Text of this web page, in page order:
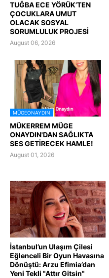
TUĞBA ECE YÖRÜK’TEN
ÇOCUKLARA UMUT
OLACAK SOSYAL
SORUMLULUK PROJESİ
August 06, 2026
MÜGEONAYDIN
MÜKERREM MÜGE
ONAYDIN'DAN SAĞLIKTA
SES GETİRECEK HAMLE!
August 01, 2026
İstanbul’un Ulaşım Çilesi
Eğlenceli Bir Oyun Havasına
Dönüştü: Arzu Efimia’dan
Yeni Tekli "Attır Gitsin"